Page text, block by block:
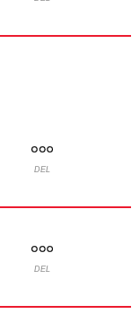
DEL
DEL